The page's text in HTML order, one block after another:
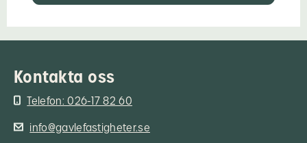
Kontakta oss
Telefon: 026-17 82 60
info@gavlefastigheter.se